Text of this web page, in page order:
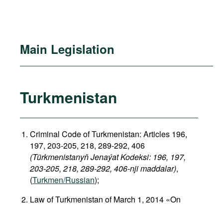
Main Legislation
Turkmenistan
Criminal Code of Turkmenistan: Articles 196,
197, 203-205, 218, 289-292, 406
(Türkmenistanyň Jenaýat Kodeksi: 196, 197,
203-205, 218, 289-292, 406-nji maddalar),
(Turkmen/Russian);
Law of Turkmenistan of March 1, 2014 «On